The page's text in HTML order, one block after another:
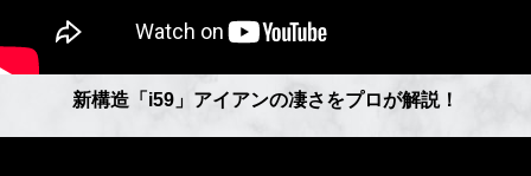
新構造「i59」アイアンの凄さをプロが解説！